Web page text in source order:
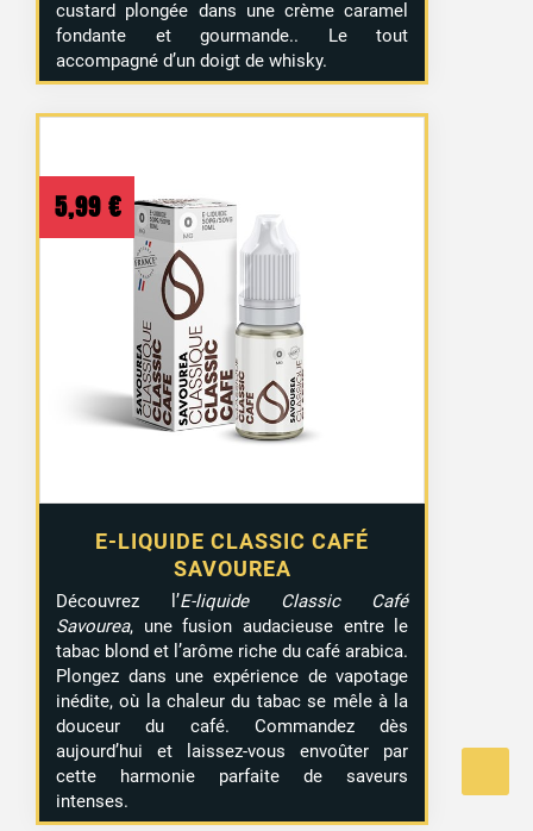
custard plongée dans une crème caramel
fondante et gourmande.. Le tout
accompagné d’un doigt de whisky.
E-LIQUIDE CLASSIC CAFÉ
SAVOUREA
5,99 €
Découvrez l’E-liquide Classic Café
Savourea, une fusion audacieuse entre le
tabac blond et l’arôme riche du café arabica.
Plongez dans une expérience de vapotage
inédite, où la chaleur du tabac se mêle à la
douceur du café. Commandez dès
aujourd’hui et laissez-vous envoûter par
cette harmonie parfaite de saveurs
intenses.